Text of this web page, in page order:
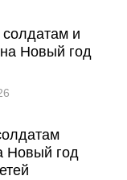
и
Новый год
Новый год